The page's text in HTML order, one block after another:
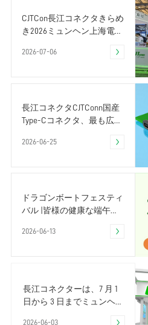
CJTCon長江コネクタきらめ
き2026ミュンヘン上海電子
ましい
2026-07-06
長江コネクタCJTConn国産
Type-Cコネクタ、最も広範
を使用
2026-06-25
ドラゴンボートフェスティ
バル |皆様の健康な端午節
2026-06-13
長江コネクターは、7 月 1
日から 3 日までミュンヘン
2026-06-03